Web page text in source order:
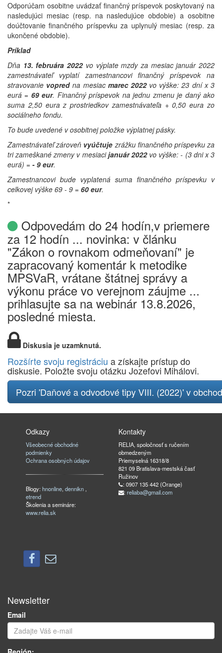
Odporúčam osobitne uvádzať finančný príspevok poskytovaný na
nasledujúci mesiac (resp. na nasledujúce obdobie) a osobitne
doúčtovanie finančného príspevku za uplynulý mesiac (resp. za
ukončené obdobie).
Príklad
Dňa 13. februára 2022vo výplate mzdy za mesiac január 2022
zamestnávateľ vyplatí zamestnancovi finančný príspevok na
stravovanie vopredna mesiac marec 2022vo výške: 23 dní x 3
eurá = 69 eur. Finančný príspevok na jednu zmenu je daný ako
suma 2,50 eura z prostriedkov zamestnávateľa + 0,50 eura zo
sociálneho fondu.
To bude uvedené v osobitnej položke výplatnej pásky.
Zamestnávateľ zároveň vyúčtuje zrážku finančného príspevku za
tri zameškané zmeny v mesiacijanuár 2022vo výške: - (3 dni x 3
eurá) = - 9 eur.
Zamestnancovi bude vyplatená suma finančného príspevku v
celkovej výške 69 - 9 = 60 eur.
*
Odpovedám do 24 hodín,v priemere
za 12 hodín ... novinka: v článku
"Zákon o rovnakom odmeňovaní" je
zapracovaný komentár k metodike
MPSVaR, vrátane štátnej správy a
výkonu práce vo verejnom záujme ...
prihlasujte sa na webinár 13.8.2026,
posledné miesta.
Diskusia je uzamknutá.
Rozšírte svoju registráciu a získajte prístup do
diskusie. Položte svoju otázku Jozefovi Mihálovi.
Pozri 'Daňové a odvodové tipy VIII. (2022)' v
Odkazy
Všeobecné obchodné
podmienky
Ochrana osobných údajov
Blogy:hnonline,dennikn ,
etrend
Školenia a semináre:
www.relia.sk
Kontakty
RELIA, spoločnosť s ručením
obmedzeným
Priemyselná 16318/8
821 09 Bratislava-mestská časť
Ružinov
: 0907 135 442 (Orange)
: reliaba@gmail.com
Newsletter
Email